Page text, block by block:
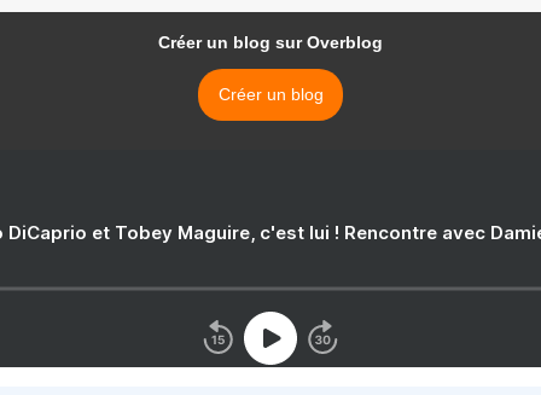
Créer un blog sur Overblog
Créer un blog
DiCaprio et Tobey Maguire, c'est lui ! Rencontre avec